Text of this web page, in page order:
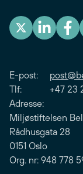
E-post:
Tlf: +47 23
Adresse:
Miljøstiftelsen
Rådhusgata 28
0151 Oslo
Org. nr: 948 778